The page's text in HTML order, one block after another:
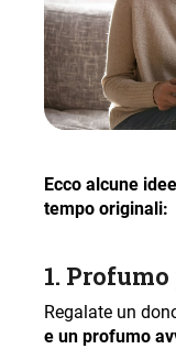
Ecco alcune
tempo originali:
1. Profumo
Regalate un
e un profumo